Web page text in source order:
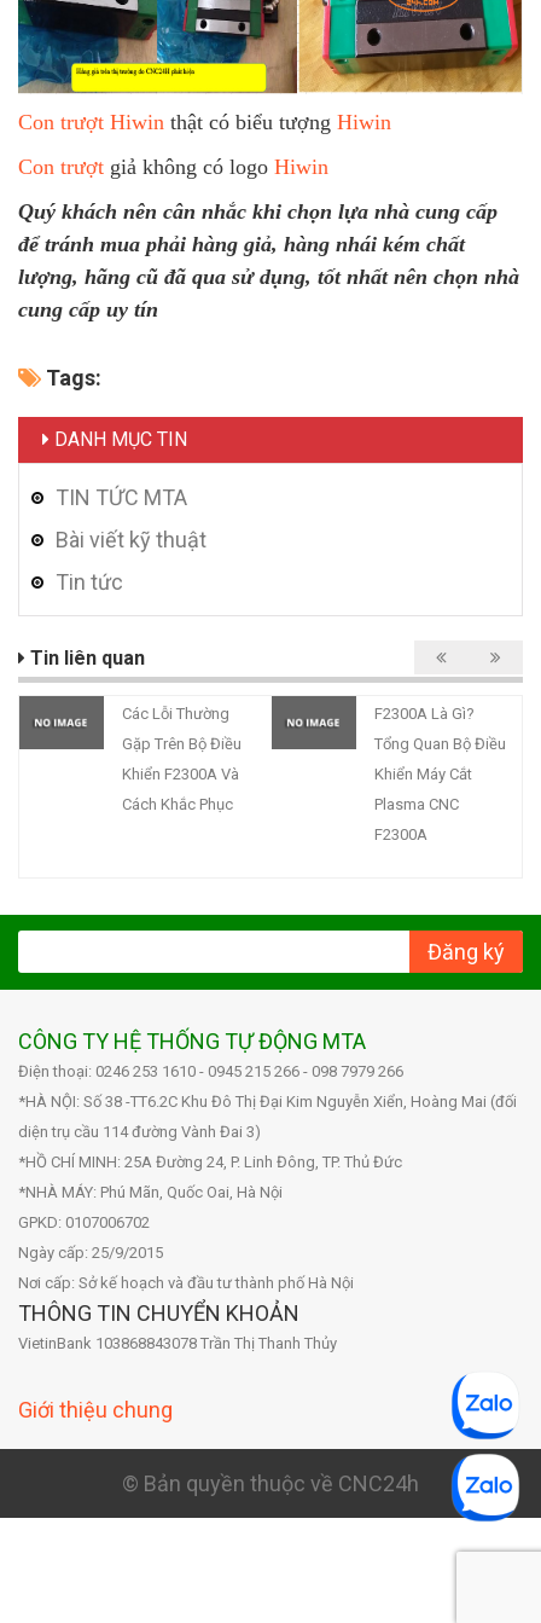
Con trượt Hiwin thật có biểu tượng Hiwin
Con trượt giả không có logo Hiwin
Quý khách nên cân nhắc khi chọn lựa nhà cung cấp
để tránh mua phải hàng giả, hàng nhái kém chất
lượng, hãng cũ đã qua sử dụng, tốt nhất nên chọn nhà
cung cấp uy tín
Tags:
DANH MỤC TIN
TIN TỨC MTA
Bài viết kỹ thuật
Tin tức
Tin liên quan
Các Lỗi Thường
Gặp Trên Bộ Điều
Khiển F2300A Và
Cách Khắc Phục
F2300A Là Gì?
Tổng Quan Bộ Điều
Khiển Máy Cắt
Plasma CNC
F2300A
Đăng ký
CÔNG TY HỆ THỐNG TỰ ĐỘNG MTA
Điện thoại: 0246 253 1610 - 0945 215 266 - 098 7979 266
*HÀ NỘI: Số 38 -TT6.2C Khu Đô Thị Đại Kim Nguyễn Xiển, Hoàng Mai (đối
diện trụ cầu 114 đường Vành Đai 3)
*HỒ CHÍ MINH: 25A Đường 24, P. Linh Đông, TP. Thủ Đức
*NHÀ MÁY: Phú Mãn, Quốc Oai, Hà Nội
GPKD: 0107006702
Ngày cấp: 25/9/2015
Nơi cấp: Sở kế hoạch và đầu tư thành phố Hà Nội
THÔNG TIN CHUYỂN KHOẢN
VietinBank 103868843078 Trần Thị Thanh Thủy
Giới thiệu chung
© Bản quyền thuộc về CNC24h